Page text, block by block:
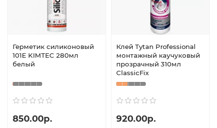
Герметик силиконовый
101Е KIMTEC 280мл
белый
850.00р.
Клей Tytan Professional
монтажный каучуковый
прозрачный 310мл
ClassicFix
920.00р.